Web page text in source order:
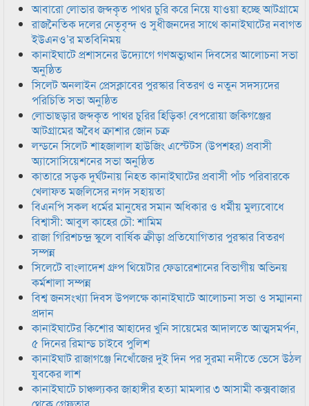
আবারো লোভার জব্দকৃত পাথর চুরি করে নিয়ে যাওয়া হচ্ছে আটগ্রামে
রাজনৈতিক দলের নেতৃবৃন্দ ও সুধীজনদের সাথে কানাইঘাটের নবাগত
ইউএনও’র মতবিনিময়
কানাইঘাটে প্রশাসনের উদ্যোগে গণঅভ্যুত্থান দিবসের আলোচনা সভা
অনুষ্ঠিত
সিলেট অনলাইন প্রেসক্লাবের পুরস্কার বিতরণ ও নতুন সদস্যদের
পরিচিতি সভা অনুষ্ঠিত
লোভাছড়ার জব্দকৃত পাথর চুরির হিড়িক! বেপরোয়া জকিগঞ্জের
আটগ্রামের অবৈধ ক্রাশার জোন চক্র
লন্ডনে সিলেট শাহজালাল হাউজিং এস্টেটস (উপশহর) প্রবাসী
অ্যাসোসিয়েশনের সভা অনুষ্ঠিত
কাতারে সড়ক দুর্ঘটনায় নিহত কানাইঘাটের প্রবাসী পাঁচ পরিবারকে
খেলাফত মজলিসের নগদ সহায়তা
বিএনপি সকল ধর্মের মানুষের সমান অধিকার ও ধর্মীয় মুল্যবোধে
বিশ্বাসী: আবুল কাহের চৌ: শামিম
রাজা গিরিশচন্দ্র স্কুলে বার্ষিক ক্রীড়া প্রতিযোগিতার পুরস্কার বিতরণ
সম্পন্ন
সিলেটে বাংলাদেশ গ্রুপ থিয়েটার ফেডারেশানের বিভাগীয় অভিনয়
কর্মশালা সম্পন্ন
বিশ্ব জনসংখ্যা দিবস উপলক্ষে কানাইঘাটে আলোচনা সভা ও সম্মাননা
প্রদান
কানাইঘাটের কিশোর আহাদের খুনি সায়েমের আদালতে আত্মসমর্পন,
৫ দিনের রিমান্ড চাইবে পুলিশ
কানাইঘাট রাজাগঞ্জে নিখোঁজের দুই দিন পর সুরমা নদীতে ভেসে উঠল
যুবকের লাশ
কানাইঘাটে চাঞ্চল্যকর জাহাঙ্গীর হত্যা মামলার ৩ আসামী কক্সবাজার